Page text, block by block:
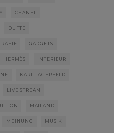
CHANEL
DÜFTE
GADGETS
HERMÈS INTERIEUR
KARL LAGERFELD
LIVE STREAM
MAILAND
MEINUNG MUSIK